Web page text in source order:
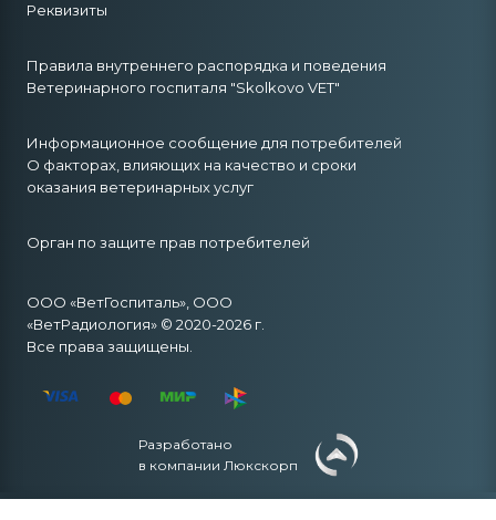
Реквизиты
Правила внутреннего распорядка и поведения
Ветеринарного госпиталя "Skolkovo VET"
Информационное сообщение для потребителей
О факторах, влияющих на качество и сроки
оказания ветеринарных услуг
Орган по защите прав потребителей
ООО «ВетГоспиталь», ООО
«ВетРадиология» © 2020-2026 г.
Все права защищены.
Разработано
в компании Люкскорп